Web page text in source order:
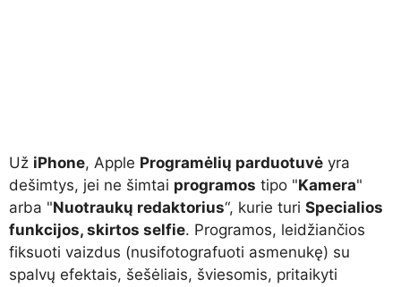
Už iPhone, Apple Programėlių parduotuvė yra
dešimtys, jei ne šimtai programos tipo "Kamera"
arba "Nuotraukų redaktorius“, kurie turi Specialios
funkcijos, skirtos selfie. Programos, leidžiančios
fiksuoti vaizdus (nusifotografuoti asmenukę) su
spalvų efektais, šešėliais, šviesomis, pritaikyti